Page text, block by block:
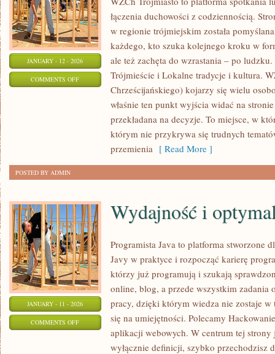
JANUARY - 12 - 2026
COMMENTS OFFON
TRÓJMIASTO
łączenia duchowości z codziennością.
w regionie trójmiejskim została
każdego, kto szuka kolejnego kroku w
ale też zachęta do wzrastania – po
Trójmieście i Lokalne tradycje i kultura.
Chrześcijańskiego) kojarzy się wielu
właśnie ten punkt wyjścia widać na
przekładana na decyzje. To miejsce, w
którym nie przykrywa się trudnych
przemienia [ Read More ]
POSTED BY ADMIN
JANUARY - 11 - 2026
COMMENTS OFFON
WYDAJNOŚĆ
Wydajność i
Programista Java to platforma stworzone
Javy w praktyce i rozpocząć karierę
którzy już programują i szukają
online, blog, a przede wszystkim zadania
pracy, dzięki którym wiedza nie zostaje
się na umiejętności. Polecamy
aplikacji webowych. W centrum tej strony
wyłącznie definicji, szybko przechodzisz